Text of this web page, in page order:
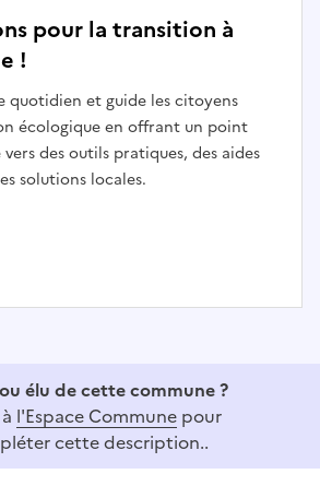
pour la transition à
!
quotidien et guide les citoyens
écologique en offrant un point
des outils pratiques, des aides
solutions locales.
élu de cette commune ?
l'Espace Commune pour
cette description..